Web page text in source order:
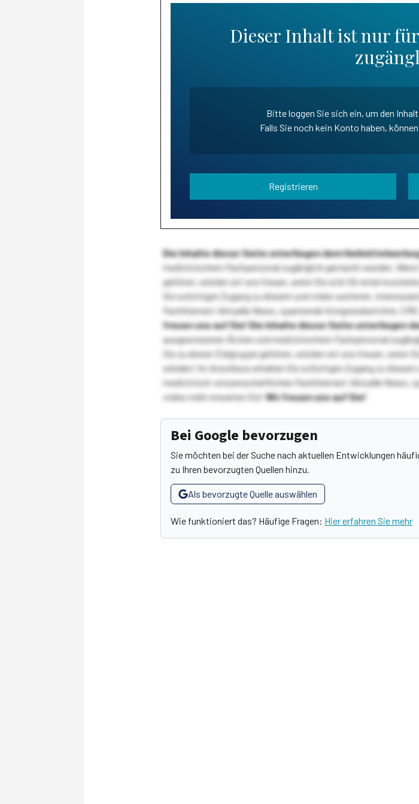
Dieser Inhalt ist nur
Bitte loggen Sie sich ein, um den
Falls Sie noch kein Konto haben,
Registrieren
Die Inhalte dieser Seite unterliegen dem
medizinischem Fachpersonal zugänglich gemacht werden.
gehören, würden wir uns freuen, wenn Sie sich für einen
Sie sofortigen Zugang zu diesem und vielen weiteren,
Fachthemen! Aktuelle News, spannende Kongressberichte,
freuen uns auf Sie!Die Inhalte dieser Seite unterliegen
ausgewiesenen Ärzten und medizinischem Fachpersonal
Sie zu dieser Zielgruppe gehören, würden wir uns freuen,
würden! Im Anschluss erhalten Sie sofortigen Zugang zu
medizinisch-wissenschaftlichen Fachthemen! Aktuelle News,
vieles mehr erwarten Sie!Wir freuen uns auf Sie!
Bei Google bevorzugen
Sie möchten bei der Suche nach aktuellen Entwicklungen
zu Ihren bevorzugten Quellen hinzu.
Als bevorzugte Quelle auswählen
Wie funktioniert das? Häufige Fragen: Hier erfahren Sie mehr